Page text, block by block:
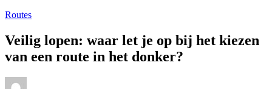
Routes
Veilig lopen: waar let je op bij het kiezen
van een route in het donker?